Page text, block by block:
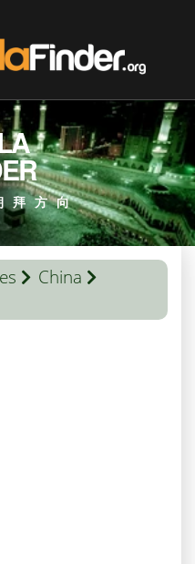
拜方向
China